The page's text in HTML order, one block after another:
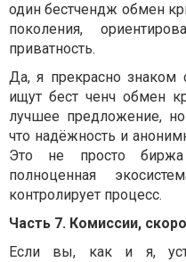
один бестчендж обмен
поколения,
приватность.
Да, я прекрасно знаком
ищут бест ченч обмен
лучшее предложение,
что надёжность и
Это не просто
полноценная
контролирует процесс.
Часть 7. Комиссии,
Если вы, как и я,